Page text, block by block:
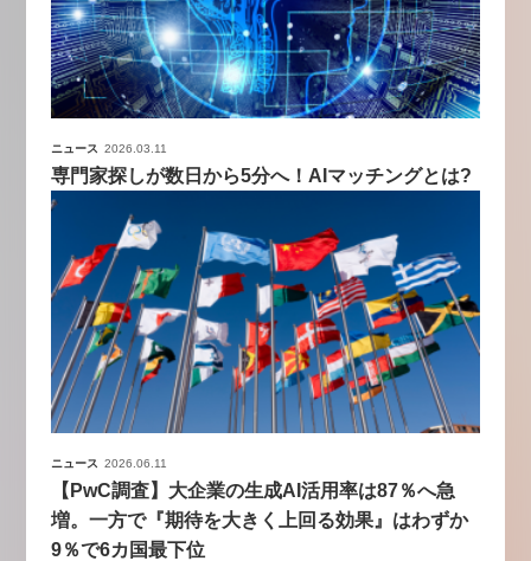
ニュース 2026.03.11
専門家探しが数日から5分へ！AIマッチングとは?
ニュース 2026.06.11
【PwC調査】大企業の生成AI活用率は87％へ急
増。一方で『期待を大きく上回る効果』はわずか
9％で6カ国最下位